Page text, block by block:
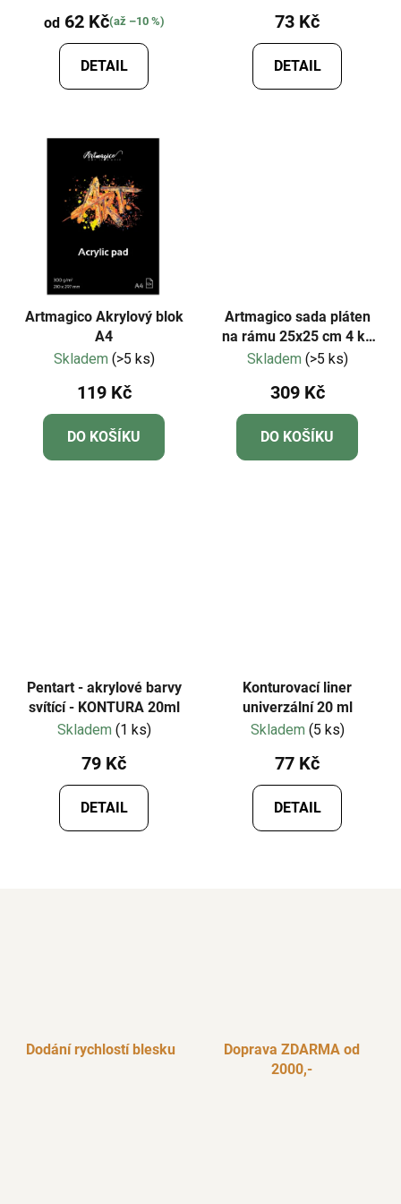
od62 Kč(až –10 %)
DETAIL
73 Kč
DETAIL
Artmagico Akrylový blok
A4
Skladem (>5 ks)
119 Kč
DO KOŠÍKU
Artmagico sada pláten
na rámu 25x25 cm 4 ks
(černé)
Skladem (>5 ks)
309 Kč
DO KOŠÍKU
Pentart - akrylové barvy
svítící - KONTURA 20ml
Skladem (1 ks)
79 Kč
DETAIL
Konturovací liner
univerzální 20 ml
Skladem (5 ks)
77 Kč
DETAIL
Dodání rychlostí blesku
Doprava ZDARMA od
2000,-